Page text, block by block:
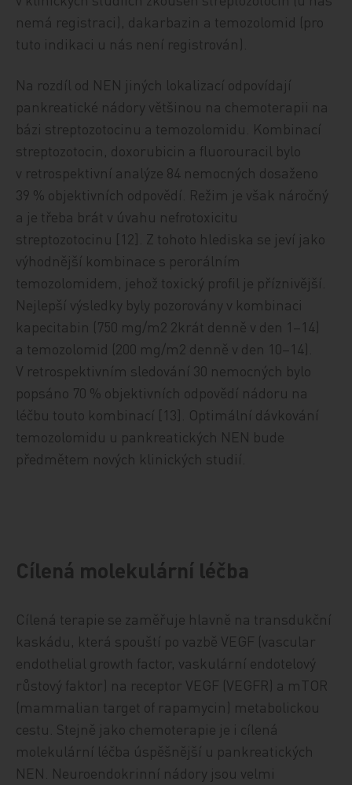
nemá registraci), dakarbazin a temozolomid (pro
tuto indikaci u nás není registrován).
Na rozdíl od NEN jiných lokalizací odpovídají
pankreatické nádory většinou na chemoterapii na
bázi streptozotocinu a temozolomidu. Kombinací
streptozotocin, doxorubicin a fluorouracil bylo
v retrospektivní analýze 84 nemocných dosaženo
39 % objektivních odpovědí. Režim je však náročný
a je třeba brát v úvahu nefrotoxicitu
streptozotocinu [12]. Z tohoto hlediska se jeví jako
výhodnější kombinace s perorálním
temozolomidem, jehož toxický profil je příznivější.
Nejlepší výsledky byly pozorovány v kombinaci
kapecitabin (750 mg/m2 2krát denně v den 1–14)
a temozolomid (200 mg/m2 denně v den 10–14).
V retrospektivním sledování 30 nemocných bylo
popsáno 70 % objektivních odpovědí nádoru na
léčbu touto kombinací [13]. Optimální dávkování
temozolomidu u pankreatických NEN bude
předmětem nových klinických studií.
Cílená molekulární léčba
Cílená terapie se zaměřuje hlavně na transdukční
kaskádu, která spouští po vazbě VEGF (vascular
endothelial growth factor, vaskulární endotelový
růstový faktor) na receptor VEGF (VEGFR) a mTOR
(mammalian target of rapamycin) metabolickou
cestu. Stejně jako chemoterapie je i cílená
molekulární léčba úspěšnější u pankreatických
NEN. Neuroendokrinní nádory jsou velmi